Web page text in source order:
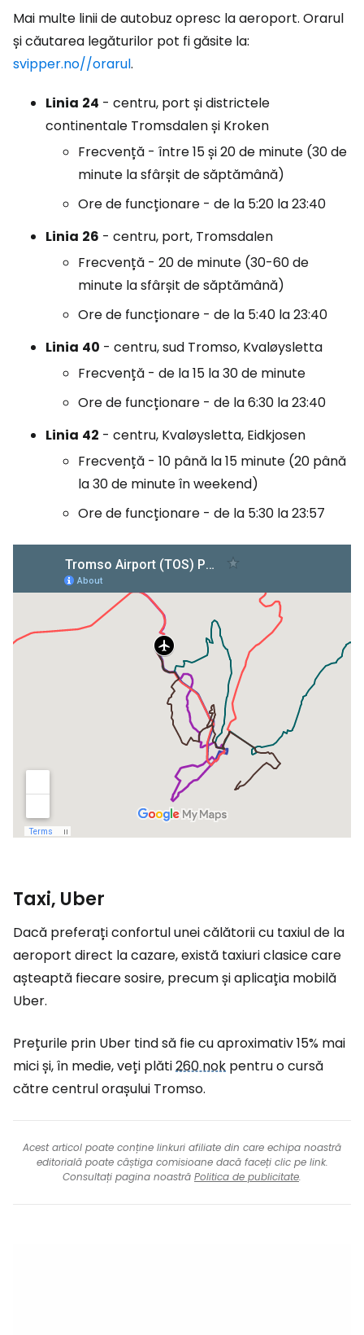
Mai multe linii de autobuz opresc la aeroport. Orarul
și căutarea legăturilor pot fi găsite la:
svipper.no//orarul.
Linia 24 - centru, port și districtele
continentale Tromsdalen și Kroken
Frecvență - între 15 și 20 de minute (30 de
minute la sfârșit de săptămână)
Ore de funcționare - de la 5:20 la 23:40
Linia 26 - centru, port, Tromsdalen
Frecvență - 20 de minute (30-60 de
minute la sfârșit de săptămână)
Ore de funcționare - de la 5:40 la 23:40
Linia 40 - centru, sud Tromso, Kvaløysletta
Frecvență - de la 15 la 30 de minute
Ore de funcționare - de la 6:30 la 23:40
Linia 42 - centru, Kvaløysletta, Eidkjosen
Frecvență - 10 până la 15 minute (20 până
la 30 de minute în weekend)
Ore de funcționare - de la 5:30 la 23:57
Taxi, Uber
Dacă preferați confortul unei călătorii cu taxiul de la
aeroport direct la cazare, există taxiuri clasice care
așteaptă fiecare sosire, precum și aplicația mobilă
Uber.
Prețurile prin Uber tind să fie cu aproximativ 15% mai
mici și, în medie, veți plăti260 nok pentru o cursă
către centrul orașului Tromso.
Acest articol poate conține linkuri afiliate din care echipa noastră
editorială poate câștiga comisioane dacă faceți clic pe link.
Consultați pagina noastră Politica de publicitate.